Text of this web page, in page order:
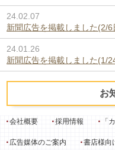
24.02.07
新聞広告を掲載しました(2/6
24.01.26
新聞広告を掲載しました(1/
お
会社概要 採用情報 「
広告媒体のご案内 書店様向